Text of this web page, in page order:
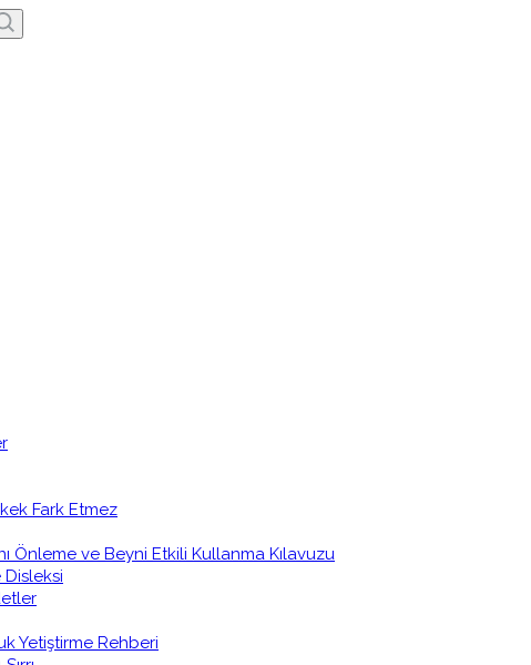
ARA
Arama
Sonucu:
Fark Etmez
Önleme ve Beyni Etkili Kullanma Kılavuzu
Disleksi
Yetiştirme Rehberi